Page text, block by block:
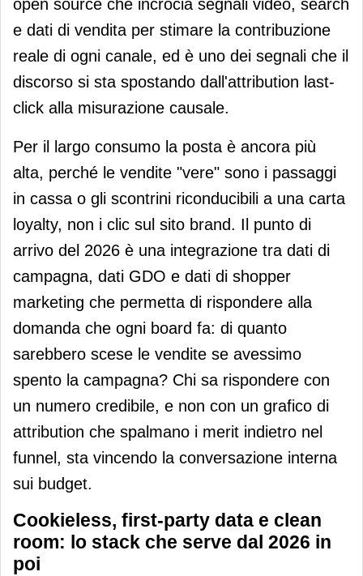
open source che incrocia segnali video, search
e dati di vendita per stimare la contribuzione
reale di ogni canale, ed è uno dei segnali che il
discorso si sta spostando dall'attribution last-
click alla misurazione causale.
Per il largo consumo la posta è ancora più
alta, perché le vendite "vere" sono i passaggi
in cassa o gli scontrini riconducibili a una carta
loyalty, non i clic sul sito brand. Il punto di
arrivo del 2026 è una integrazione tra dati di
campagna, dati GDO e dati di shopper
marketing che permetta di rispondere alla
domanda che ogni board fa: di quanto
sarebbero scese le vendite se avessimo
spento la campagna? Chi sa rispondere con
un numero credibile, e non con un grafico di
attribution che spalmano i merit indietro nel
funnel, sta vincendo la conversazione interna
sui budget.
Cookieless, first-party data e clean
room: lo stack che serve dal 2026 in
poi